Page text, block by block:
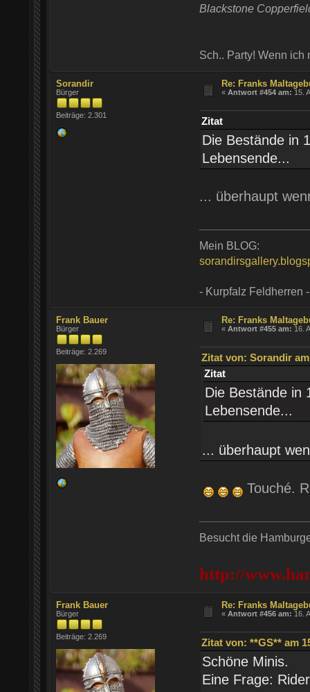
Blackstone
Sch.. Party! Wenn ich
Sorandir
Bürger
Beiträge: 2.301
Re: Franks
«Antwort #454 am: 15.
Zitat
Die Bestände in
Lebensende...
... überhaupt
Mein BLOG:
- Kurpfalz Feldherren -
Frank Bauer
Bürger
Beiträge: 2.269
Re: Franks
«Antwort #455 am: 16.
Zitat von: Sorandir
Zitat
Die Bestände in
Lebensende...
... überhaupt
Touché.
Besucht die
http://
Frank Bauer
Bürger
Beiträge: 2.269
Re: Franks
«Antwort #456 am: 16.
Zitat von: **GS** am
Schöne Minis.
Eine Frage: